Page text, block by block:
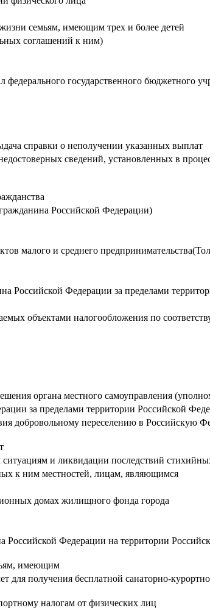
семьям, имеющим трех и более детей
соглашений к ним)
государственного бюджетного
справки о неполучении указанных выплат
сведений, установленных в
Российской Федерации)
малого и среднего
Российской Федерации за пределами
объектами налогообложения по
органа местного самоуправления
за пределами территории Российской
добровольному переселению в Российскую
и ликвидации последствий
к ним местностей, лицам, являющимся
домах жилищного фонда города
Российской Федерации на территории
имеющим
получения бесплатной санаторно-
налогам от физических лиц